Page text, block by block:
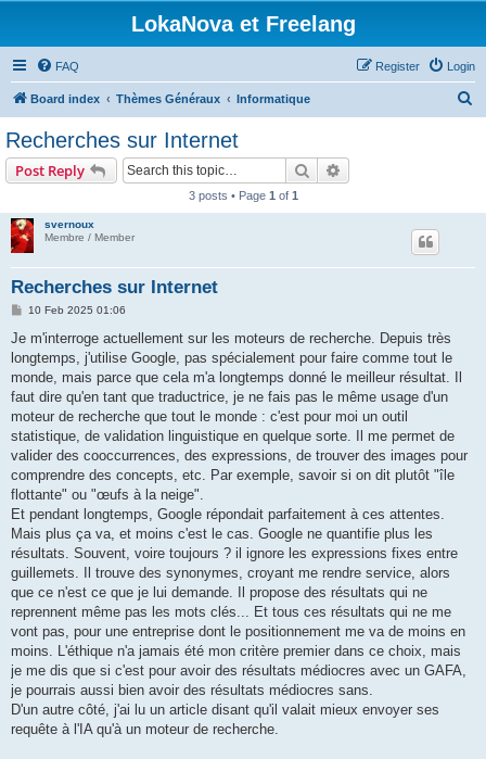
LokaNova et Freelang
FAQ Login
Register
Board index Thèmes Généraux Informatique
Recherches sur Internet
Post Reply Search
3 posts • Page 1 of 1
svernoux
Membre / Member
Recherches sur Internet
P
s
10 Feb 2025 01:06
Je m'interroge actuellement sur les moteurs de recherche. Depuis très
longtemps, j'utilise Google, pas spécialement pour faire comme tout le
monde, mais parce que cela m'a longtemps donné le meilleur résultat. Il
faut dire qu'en tant que traductrice, je ne fais pas le même usage d'un
moteur de recherche que tout le monde : c'est pour moi un outil
statistique, de validation linguistique en quelque sorte. Il me permet de
valider des cooccurrences, des expressions, de trouver des images pour
comprendre des concepts, etc. Par exemple, savoir si on dit plutôt "île
flottante" ou "œufs à la neige".
Et pendant longtemps, Google répondait parfaitement à ces attentes.
Mais plus ça va, et moins c'est le cas. Google ne quantifie plus les
résultats. Souvent, voire toujours ? il ignore les expressions fixes entre
guillemets. Il trouve des synonymes, croyant me rendre service, alors
que ce n'est ce que je lui demande. Il propose des résultats qui ne
reprennent même pas les mots clés... Et tous ces résultats qui ne me
vont pas, pour une entreprise dont le positionnement me va de moins en
moins. L'éthique n'a jamais été mon critère premier dans ce choix, mais
je me dis que si c'est pour avoir des résultats médiocres avec un GAFA,
je pourrais aussi bien avoir des résultats médiocres sans.
D'un autre côté, j'ai lu un article disant qu'il valait mieux envoyer ses
requête à l'IA qu'à un moteur de recherche.